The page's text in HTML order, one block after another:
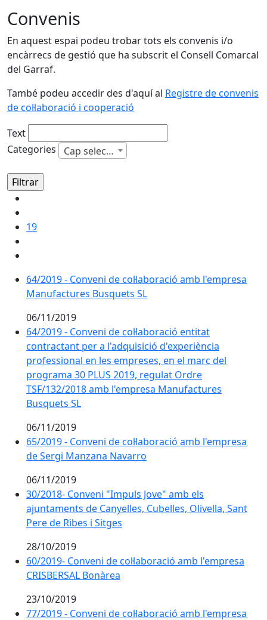
Convenis
En aquest espai podeu trobar tots els convenis i/o
encàrrecs de gestió que ha subscrit el Consell Comarcal
del Garraf.
També podeu accedir des d'aquí al Registre de convenis
de col·laboració i cooperació
Text
Categories
Cap selecció
19
64/2019 - Conveni de col·laboració amb l'empresa
Manufactures Busquets SL
06/11/2019
64/2019 - Conveni de col·laboració entitat
contractant per a l'adquisició d'experiència
professional en les empreses, en el marc del
programa 30 PLUS 2019, regulat Ordre
TSF/132/2018 amb l'empresa Manufactures
Busquets SL
06/11/2019
65/2019 - Conveni de col·laboració amb l'empresa
de Sergi Manzana Navarro
06/11/2019
30/2018- Conveni "Impuls Jove" amb els
ajuntaments de Canyelles, Cubelles, Olivella, Sant
Pere de Ribes i Sitges
28/10/2019
60/2019- Conveni de col·laboració amb l'empresa
CRISBERSAL Bonàrea
23/10/2019
77/2019 - Conveni de col·laboració amb l'empresa